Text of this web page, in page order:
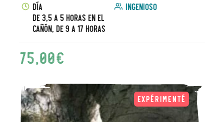
Día
De 3,5 a 5 horas en el
cañón, de 9 a 17 horas
Ingenioso
75,00€